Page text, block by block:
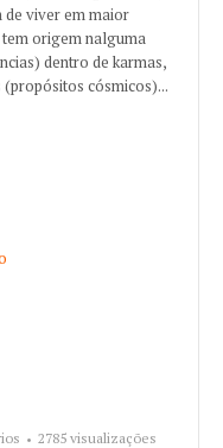
de viver em maior
origem nalguma
dentro de karmas,
(propósitos cósmicos)...
2785 visualizações